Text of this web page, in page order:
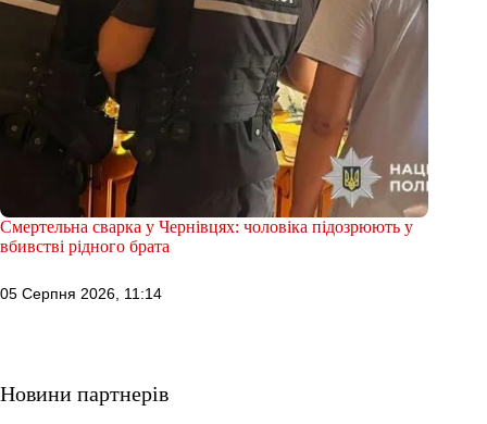
Смертельна сварка у Чернівцях: чоловіка підозрюють у
вбивстві рідного брата
05 Серпня 2026, 11:14
Новини партнерів